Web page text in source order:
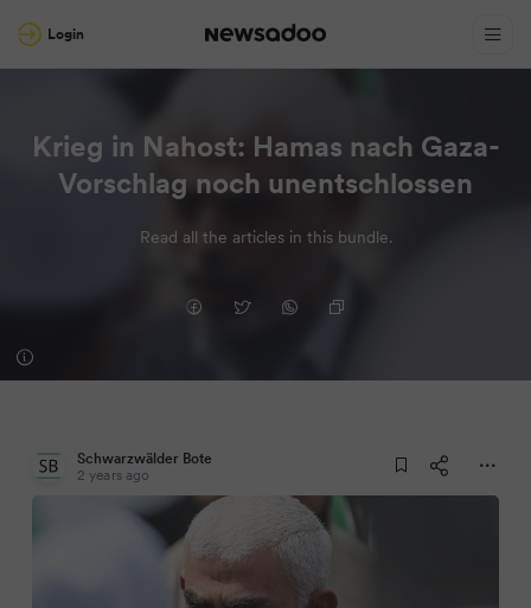
Login
Krieg in Nahost: Hamas nach Gaza-
Vorschlag noch unentschlossen
Read all the articles in this bundle.
Schwarzwälder Bote
2 years ago